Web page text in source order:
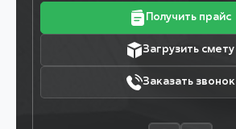
Получить прайс
Загрузить смету
Заказать звонок